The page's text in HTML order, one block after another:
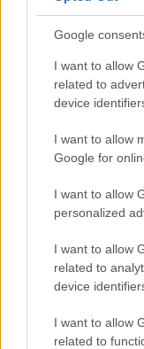
Google
I want to allow
related to
device
I want to allow
Google for
I want to allow
personalized
I want to allow
related to
device
I want to allow
related to
HÍRLEVÉL
E-mail cím
Feliratkozom a
szabályzatot!